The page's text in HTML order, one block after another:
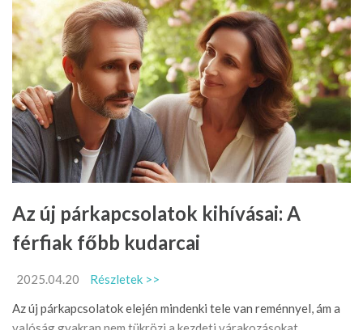
Az új párkapcsolatok kihívásai: A
férfiak főbb kudarcai
2025.04.20
Részletek >>
Az új párkapcsolatok elején mindenki tele van reménnyel, ám a